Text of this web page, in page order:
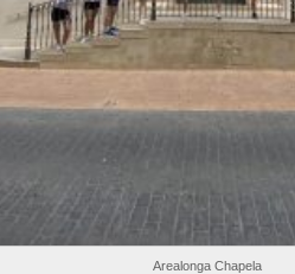
Arealonga Chapela